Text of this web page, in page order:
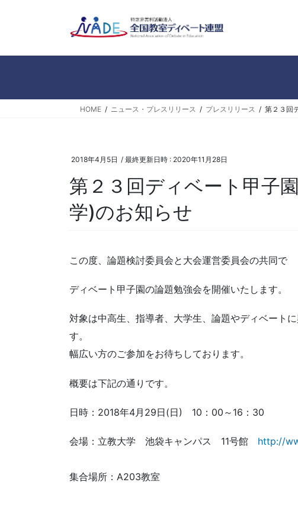
HOME ニュース・プレスリリース プレスリリース 第２３回
2018年4月5日 / 最終更新日時 : 2020年11月28日
第２３回ディベート甲子
学)のお知らせ
この度、論題検討委員会と大会運営委員会の共同で
ディベート甲子園の論題勉強会を開催いたします。
対象は中高生、指導者、大学生、論題やディベート
す。
幅広い方のご参加をお待ちしております。
概要は下記の通りです。
日時：2018年4月29日(日) 10：00～16：30
会場：立教大学 池袋キャンパス 11号館 http://
集合場所：A203教室